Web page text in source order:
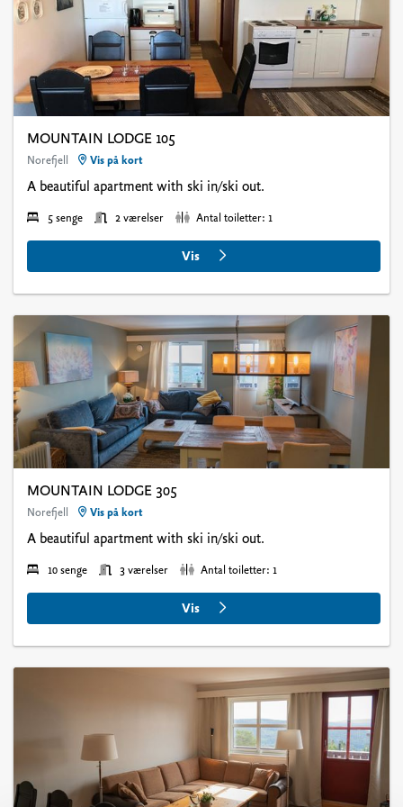
There might be a some differences between the inventory in the
pictures compared to the apartments.
MOUNTAIN LODGE 105
Norefjell Vis på kort
A beautiful apartment with ski in/ski out.
5 senge 2 værelser Antal toiletter: 1
Vis
MOUNTAIN LODGE 305
Norefjell Vis på kort
A beautiful apartment with ski in/ski out.
10 senge 3 værelser Antal toiletter: 1
Vis